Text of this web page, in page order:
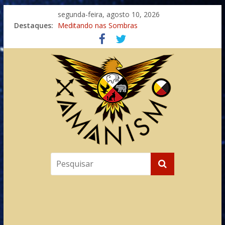
segunda-feira, agosto 10, 2026
Destaques: Meditando nas Sombras
Autosuficiência: A Jornada do Espírito Ancestral
Xamanismo Universal
Totens – Caminho Espiritual – Crescimento
Imaginação na Cura